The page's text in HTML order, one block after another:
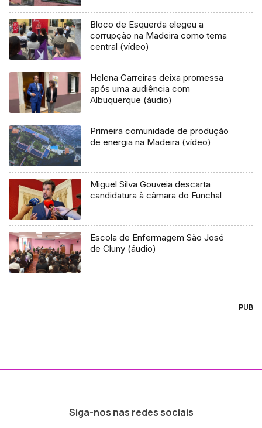
Bloco de Esquerda elegeu a
corrupção na Madeira como tema
central (vídeo)
Helena Carreiras deixa promessa
após uma audiência com
Albuquerque (áudio)
Primeira comunidade de produção
de energia na Madeira (vídeo)
Miguel Silva Gouveia descarta
candidatura à câmara do Funchal
Escola de Enfermagem São José
de Cluny (áudio)
PUB
Siga-nos nas redes sociais